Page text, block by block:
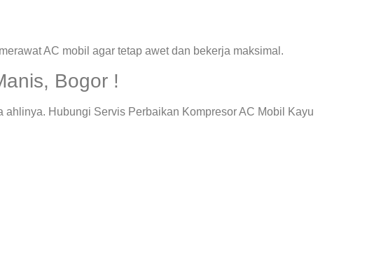
AC mobil agar tetap awet dan bekerja maksimal.
Bogor !
Hubungi Servis Perbaikan Kompresor AC Mobil Kayu